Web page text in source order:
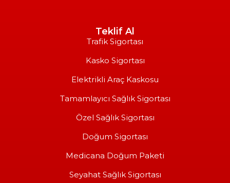
Teklif Al
Trafik Sigortası
Kasko Sigortası
Elektrikli Araç Kaskosu
Tamamlayıcı Sağlık Sigortası
Özel Sağlık Sigortası
Doğum Sigortası
Medicana Doğum Paketi
Seyahat Sağlık Sigortası